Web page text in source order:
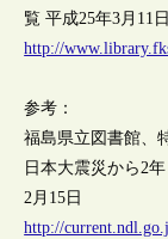
覧 平成25年3月11
http://
参考：
福島県立図書館、
日本大震災から2
2月15日
http://